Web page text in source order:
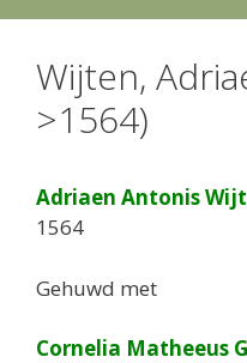
Wijten,
>1564)
Adriaen Antonis
1564
Gehuwd met
Cornelia Matheeus